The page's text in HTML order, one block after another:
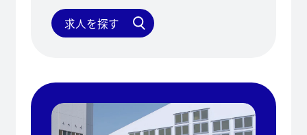
求人を探す